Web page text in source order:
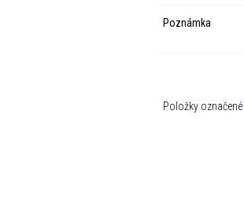
Poznámka
Položky označené